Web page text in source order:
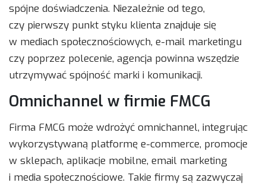
spójne doświadczenia. Niezależnie od tego,
czy pierwszy punkt styku klienta znajduje się
w mediach społecznościowych, e-mail marketingu
czy poprzez polecenie, agencja powinna wszędzie
utrzymywać spójność marki i komunikacji.
Omnichannel w firmie FMCG
Firma FMCG może wdrożyć omnichannel, integrując
wykorzystywaną platformę e-commerce, promocje
w sklepach, aplikacje mobilne, email marketing
i media społecznościowe. Takie firmy są zazwyczaj